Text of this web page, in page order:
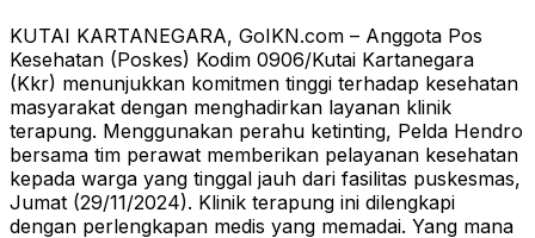
KUTAI KARTANEGARA, GoIKN.com – Anggota Pos
Kesehatan (Poskes) Kodim 0906/Kutai Kartanegara
(Kkr) menunjukkan komitmen tinggi terhadap kesehatan
masyarakat dengan menghadirkan layanan klinik
terapung. Menggunakan perahu ketinting, Pelda Hendro
bersama tim perawat memberikan pelayanan kesehatan
kepada warga yang tinggal jauh dari fasilitas puskesmas,
Jumat (29/11/2024). Klinik terapung ini dilengkapi
dengan perlengkapan medis yang memadai. Yang mana